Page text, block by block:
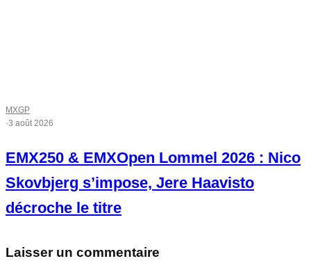
MXGP
·3 août 2026
EMX250 & EMXOpen Lommel 2026 : Nico
Skovbjerg s’impose, Jere Haavisto
décroche le titre
Laisser un commentaire